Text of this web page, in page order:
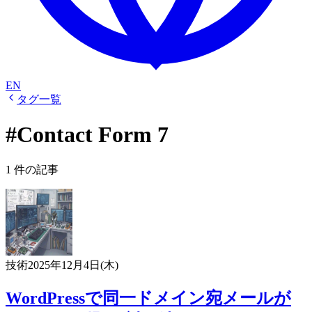
EN
タグ一覧
#Contact Form 7
1 件の記事
技術2025年12月4日(木)
WordPressで同一ドメイン宛メールが